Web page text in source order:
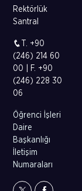
Rektörlük
Santral
T. +90
(246) 214 60
00 | F. +90
(246) 228 30
06
Öğrenci İşleri
Daire
Başkanlığı
İletişim
Numaraları